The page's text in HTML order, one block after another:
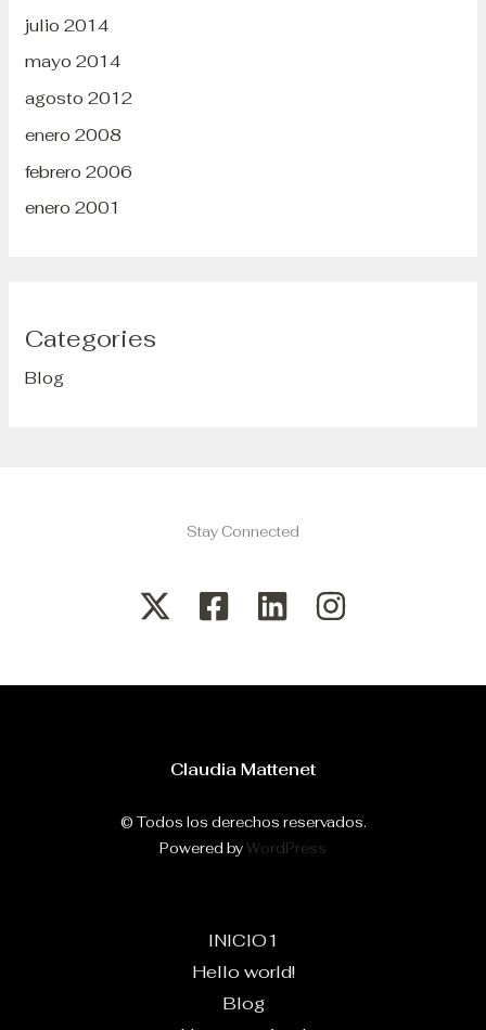
julio 2014
mayo 2014
agosto 2012
enero 2008
febrero 2006
enero 2001
Categories
Blog
Stay Connected
Claudia Mattenet
© Todos los derechos reservados.
Powered byWordPress
INICIO1
Hello world!
Blog